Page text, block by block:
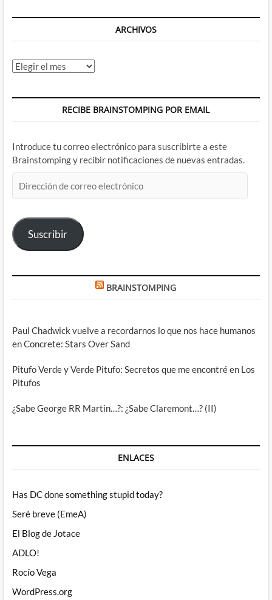
ARCHIVOS
Archivos
RECIBE BRAINSTOMPING POR EMAIL
Introduce tu correo electrónico para suscribirte a este
Brainstomping y recibir notificaciones de nuevas entradas.
de
electrónico
Suscribir
BRAINSTOMPING
Paul Chadwick vuelve a recordarnos lo que nos hace humanos
en Concrete: Stars Over Sand
Pitufo Verde y Verde Pitufo: Secretos que me encontré en Los
Pitufos
¿Sabe George RR Martin…?: ¿Sabe Claremont…? (II)
ENLACES
Has DC done something stupid today?
Seré breve (EmeA)
El Blog de Jotace
ADLO!
Rocío Vega
WordPress.org